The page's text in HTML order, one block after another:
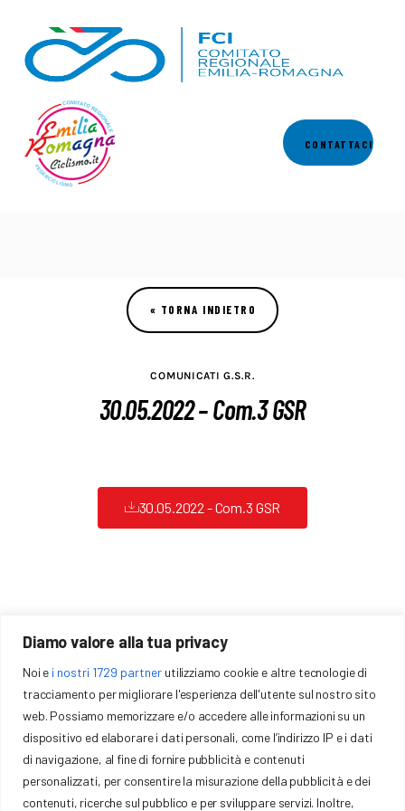
Diamo valore alla tua privacy
Noi e i nostri 1729 partner utilizziamo cookie e altre tecnologie di
tracciamento per migliorare l'esperienza dell'utente sul nostro sito
web. Possiamo memorizzare e/o accedere alle informazioni su un
dispositivo ed elaborare i dati personali, come l’indirizzo IP e i dati
di navigazione, al fine di fornire pubblicità e contenuti
personalizzati, per consentire la misurazione della pubblicità e dei
contenuti, ricerche sul pubblico e per sviluppare servizi. Inoltre,
CONTATTACI
Comitato
Calendari
Comunicati
Commissioni
Sponsor
Contatti
COMUNICATI G.S.R.
30.05.2022 – Com.3 GSR
30.05.2022 - Com.3 GSR
COMITATO REGIONALE EMILIA ROMAGNA FCI
Via Trattati Comunitari Europei, 7 40127 – Bologna (BO)
P.IVA: 01377441009
emilia@federciclismo.it 051-372958